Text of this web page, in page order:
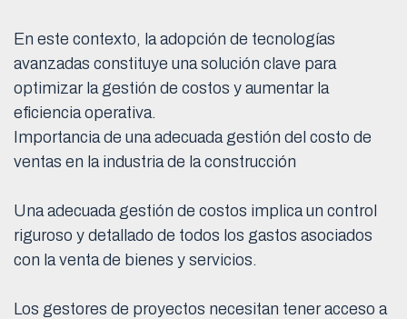
En este contexto, la adopción de tecnologías
avanzadas constituye una solución clave para
optimizar la gestión de costos y aumentar la
eficiencia operativa.
Importancia de una adecuada gestión del costo de
ventas en la industria de la construcción
Una adecuada gestión de costos implica un control
riguroso y detallado de todos los gastos asociados
con la venta de bienes y servicios.
Los gestores de proyectos necesitan tener acceso a